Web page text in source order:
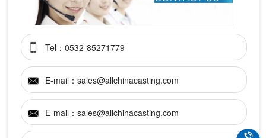
Tel：0532-85271779
E-mail：sales@allchinacasting.com
E-mail：sales@allchinacasting.com